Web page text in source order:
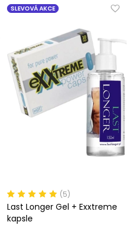
SLEVOVÁ AKCE
(5)
Last Longer Gel + Exxtreme
kapsle